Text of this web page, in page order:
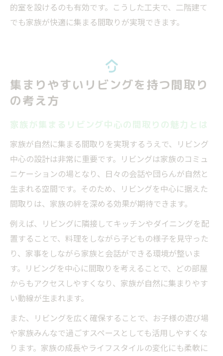
的室を設けるのも有効です。こうした工夫で、二階建て
でも家族が快適に集まる間取りが実現できます。
集まりやすいリビングを持つ間取り
の考え方
家族が集まるリビング中心の間取りの魅力とは
家族が自然に集まる間取りを実現するうえで、リビング
中心の設計は非常に重要です。リビングは家族のコミュ
ニケーションの場となり、日々の会話や団らんが自然と
生まれる空間です。そのため、リビングを中心に据えた
間取りは、家族の絆を深める効果が期待できます。
例えば、リビングに隣接してキッチンやダイニングを配
置することで、料理をしながら子どもの様子を見守った
り、家事をしながら家族と会話ができる環境が整いま
す。リビングを中心に間取りを考えることで、どの部屋
からもアクセスしやすくなり、家族が自然に集まりやす
い動線が生まれます。
また、リビングを広く確保することで、お子様の遊び場
や家族みんなで過ごすスペースとしても活用しやすくな
ります。家族の成長やライフスタイルの変化にも柔軟に